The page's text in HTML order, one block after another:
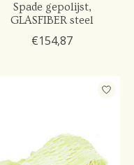
Spade gepolijst,
GLASFIBER steel
€154,87